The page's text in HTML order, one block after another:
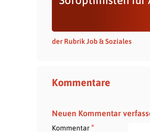
der Rubrik Job & Soziales
Kommentare
Neuen Kommentar
Kommentar*